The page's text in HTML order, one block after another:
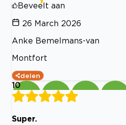
Beveelt aan
26 March 2026
Anke Bemelmans-van
Montfort
delen
10
Super.